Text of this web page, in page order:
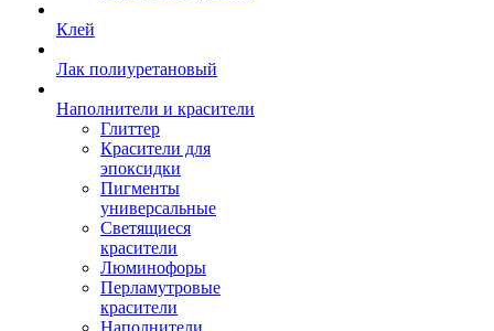
Клей
Лак полиуретановый
Наполнители и красители
Глиттер
Красители для
эпоксидки
Пигменты
универсальные
Светящиеся
красители
Люминофоры
Перламутровые
красители
Наполнители